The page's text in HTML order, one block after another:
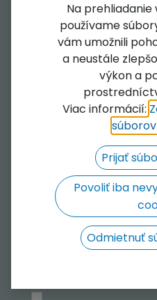
Question
Na
používame
vám umožnili
a neustále
výkon a
Viac informácií:
Prijať
Povoliť iba
Odmietnuť